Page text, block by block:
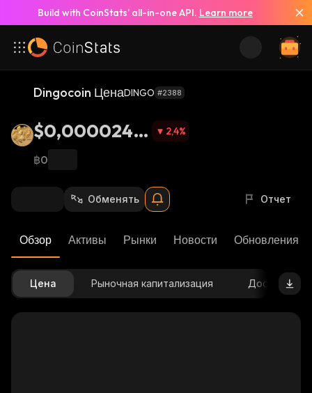
Build with CoinStats’ all-in-one API. Learn more
Dingocoin ЦенаDINGO #2388
$0,0000244
3
2,4%
฿0
Обменять Отчет
Обзор Активы Рынки Новости Обновления
Цена Рыночная капитализация Доступное